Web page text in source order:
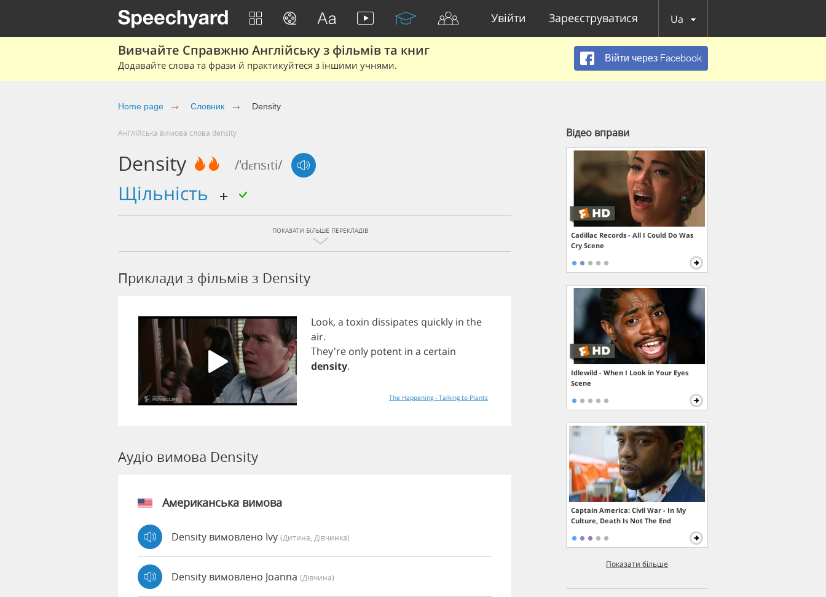
Увійти Зареєструватися Ua
Вивчайте Справжню Англійську з фільмів та книг
Додавайте слова та фрази й практикуйтеся з іншими учнями.
Війти через Facebook
Home page Cловник Density
Англійська вимова слова density
Density /'dɛnsɪti/
щільність
ПОКАЗАТИ БІЛЬШЕ ПЕРЕКЛАДІВ
Приклади з фільмів з Density
Look, a toxin dissipates quickly in the
air.
They're only potent in a certain
density.
The Happening - Talking to Plants
Аудіо вимова Density
Американська вимова
Density вимовлено Ivy (дитина, Дівчинка)
Density вимовлено Joanna (дівчина)
Відео вправи
Cadillac Records - All I Could Do Was
Cry Scene
Idlewild - When I Look in Your Eyes
Scene
Captain America: Civil War - In My
Culture, Death Is Not The End
Показати більше